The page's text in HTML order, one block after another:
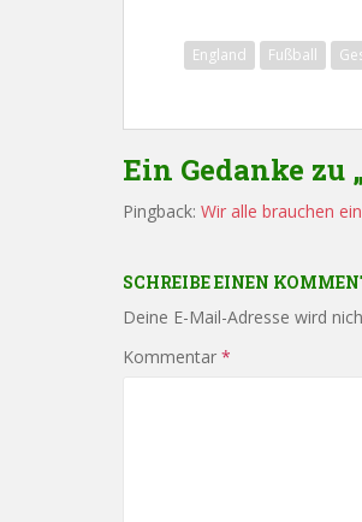
England Fußball
Ein Gedanke zu
Pingback: Wir alle brauchen
SCHREIBE EINEN
Deine E-Mail-Adresse wird
Kommentar *